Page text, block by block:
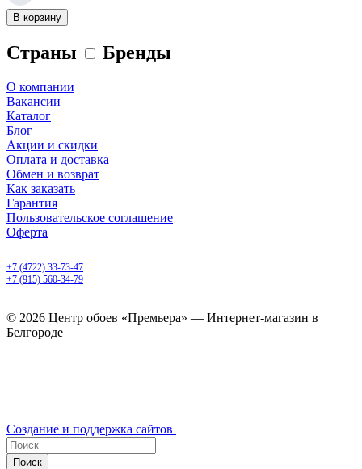
В корзину
Страны Бренды
О компании
Вакансии
Каталог
Блог
Акции и скидки
Оплата и доставка
Обмен и возврат
Как заказать
Гарантия
Пользовательское соглашение
Оферта
+7 (4722) 33-73-47
+7 (915) 560-34-79
© 2026 Центр обоев «Премьера» — Интернет-магазин в
Белгороде
Создание и поддержка сайтов
Поиск